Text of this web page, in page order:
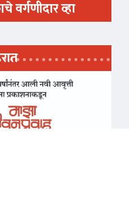
वर्गणीदार व्हा